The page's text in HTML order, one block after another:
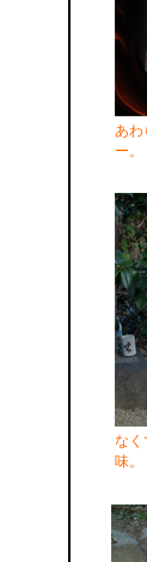
あわ
ー。
なく
味。